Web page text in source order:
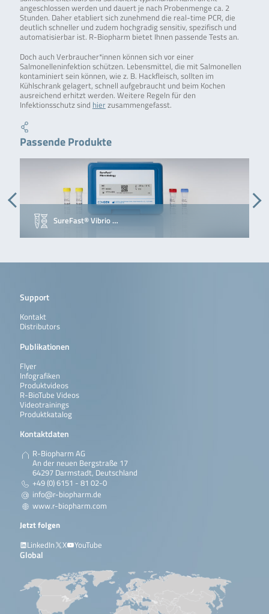
angeschlossen werden und dauert je nach Probenmenge ca. 2
Stunden. Daher etabliert sich zunehmend die real-time PCR, die
deutlich schneller und zudem hochgradig sensitiv, spezifisch und
automatisierbar ist. R-Biopharm bietet Ihnen passende Tests an.
Doch auch Verbraucher*innen können sich vor einer
Salmonelleninfektion schützen. Lebensmittel, die mit Salmonellen
kontaminiert sein können, wie z. B. Hackfleisch, sollten im
Kühlschrank gelagert, schnell aufgebraucht und beim Kochen
ausreichend erhitzt werden. Weitere Regeln für den
Infektionsschutz sind hierzusammengefasst.
Passende Produkte
SureFast® Vibrio …
Support
Kontakt
Distributors
Publikationen
Flyer
Infografiken
Produktvideos
R-BioTube Videos
Videotrainings
Produktkatalog
Kontaktdaten
R-Biopharm AG
An der neuen Bergstraße 17
64297 Darmstadt, Deutschland
+49 (0) 6151 - 81 02-0
info@r-biopharm.de
www.r-biopharm.com
Jetzt folgen
LinkedIn
X YouTube
Global